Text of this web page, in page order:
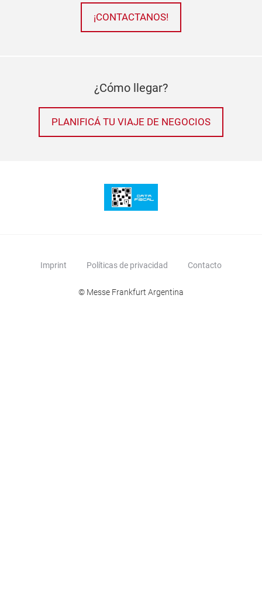
¡CONTACTANOS!
¿Cómo llegar?
PLANIFICÁ TU VIAJE DE NEGOCIOS
Imprint Políticas de privacidad Contacto
© Messe Frankfurt Argentina